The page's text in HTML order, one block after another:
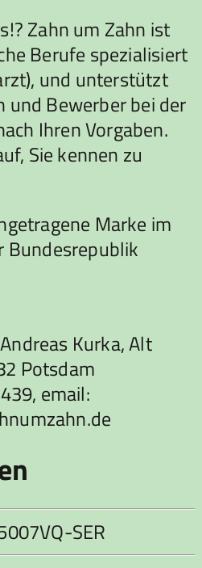
Zahn um Zahn ist
Berufe spezialisiert
und unterstützt
und Bewerber bei der
Ihren Vorgaben.
Sie kennen zu
Marke im
Bundesrepublik
Kurka, Alt
Potsdam
email:
SER